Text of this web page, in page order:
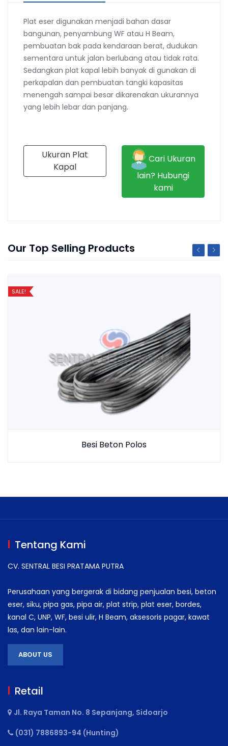
Plat eser digunakan menjadi bahan dasar
bangunan, penyambung WF atau H Beam,
pembuatan bak pada kendaraan berat, dudukan
sementara untuk jalan berlubang atau tidak rata.
Sedangkan plat kapal lebih banyak di gunakan di
perkapalan dan pembuatan tangki kapasitas
menengah sampai besar dikarenakan ukurannya
yang lebih lebar dan panjang.
Ukuran Plat
Kapal
Cari Ukuran
lain? Hubungi
kami
Our Top Selling Products
SALE!
Besi Beton Polos
Tentang Kami
CV. SENTRAL BESI PRATAMA PUTRA
Perusahaan yang bergerak di bidang penjualan besi, beton
eser, siku, pipa gas, pipa air, plat strip, plat eser, bordes,
kanal C, UNP, WF, besi ulir, H Beam, aksesoris pagar, kawat
las, dan lain-lain.
ABOUT US
Retail
Jl. Raya Taman No. 8 Sepanjang, Sidoarjo
(031) 7886893-94 (Hunting)